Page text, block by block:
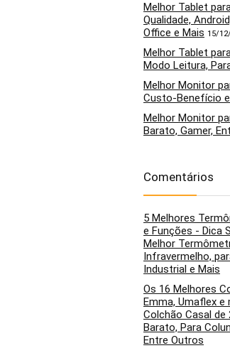
Melhor Tablet
Qualidade,
Office e Mais 15/
Melhor Tablet
Modo Leitura,
Melhor Monitor
Custo-Benefício
Melhor Monitor
Barato, Gamer,
Comentários
5 Melhores
e Funções - Dica
Melhor
Infravermelho,
Industrial e Mais
Os 16 Melhores
Emma, Umaflex
Colchão Casal
Barato, Para
Entre Outros